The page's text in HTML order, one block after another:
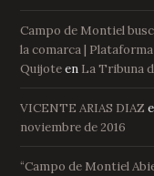
Campo de Montiel
la comarca |
Quijoteen La Tribuna
VICENTE ARIAS DIAZ
noviembre de 2016
“Campo de Montiel